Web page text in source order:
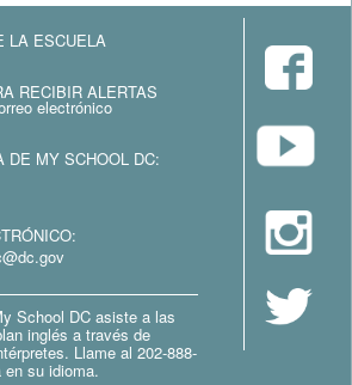
LA ESCUELA
RECIBIR ALERTAS
electrónico
DE MY SCHOOL DC:
School DC asiste a las
inglés a través de
Llame al 202-888-
su idioma.